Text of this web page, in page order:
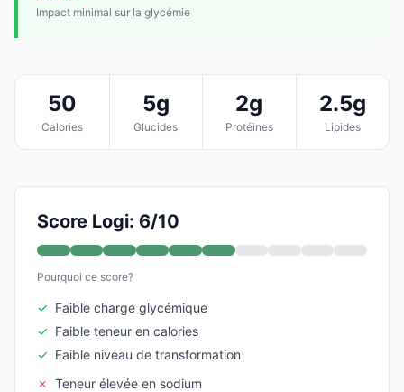
Impact minimal sur la glycémie
50
Calories
5g
Glucides
2g
Protéines
2.5g
Lipides
Score Logi: 6/10
Pourquoi ce score?
✓ Faible charge glycémique
✓ Faible teneur en calories
✓ Faible niveau de transformation
✗ Teneur élevée en sodium